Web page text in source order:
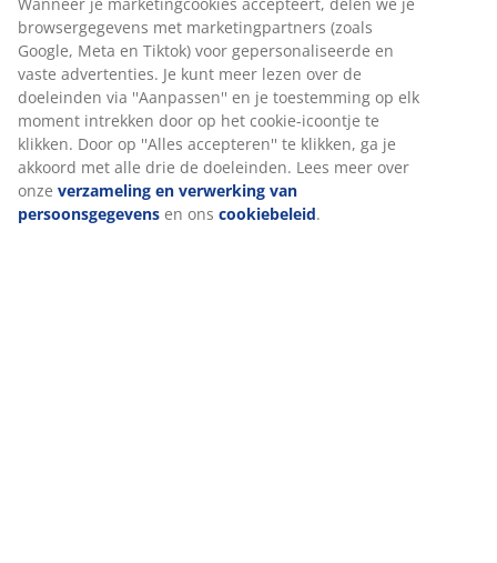
Beoordelingen
( 0)
Levering
Bij JYSK gebruiken we cookies en mobiele identificatoren om
je een goede ervaring te bieden tijdens het bezoeken van
onze website. Cookies verzamelen informatie over jou om
functionaliteit, statistieken en relevante marketing te
waarborgen.
Wanneer je marketingcookies accepteert, delen we je
browsergegevens met marketingpartners (zoals Google, Meta
en Tiktok) voor gepersonaliseerde en vaste advertenties. Je